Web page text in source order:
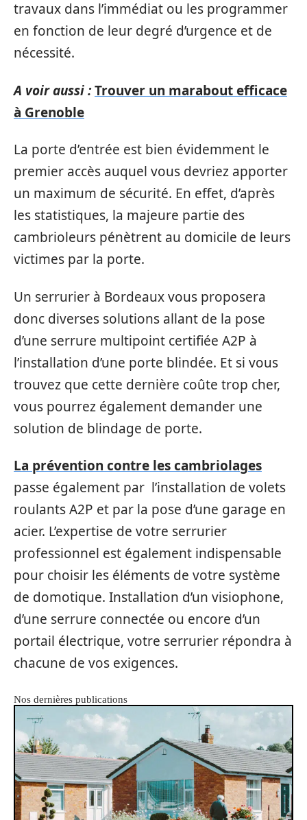
travaux dans l’immédiat ou les programmer
en fonction de leur degré d’urgence et de
nécessité.
A voir aussi :Trouver un marabout efficace
à Grenoble
La porte d’entrée est bien évidemment le
premier accès auquel vous devriez apporter
un maximum de sécurité. En effet, d’après
les statistiques, la majeure partie des
cambrioleurs pénètrent au domicile de leurs
victimes par la porte.
Un serrurier à Bordeaux vous proposera
donc diverses solutions allant de la pose
d’une serrure multipoint certifiée A2P à
l’installation d’une porte blindée. Et si vous
trouvez que cette dernière coûte trop cher,
vous pourrez également demander une
solution de blindage de porte.
La prévention contre les cambriolages
passe également par l’installation de volets
roulants A2P et par la pose d’une garage en
acier. L’expertise de votre serrurier
professionnel est également indispensable
pour choisir les éléments de votre système
de domotique. Installation d’un visiophone,
d’une serrure connectée ou encore d’un
portail électrique, votre serrurier répondra à
chacune de vos exigences.
Nos dernières publications